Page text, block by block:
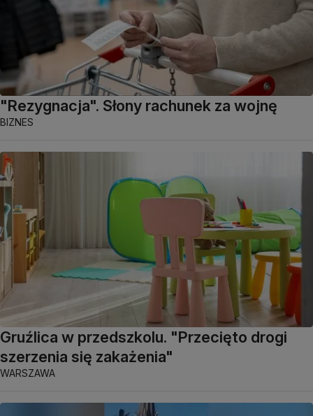
"Rezygnacja". Słony rachunek za wojnę
BIZNES
Gruźlica w przedszkolu. "Przecięto drogi
szerzenia się zakażenia"
WARSZAWA